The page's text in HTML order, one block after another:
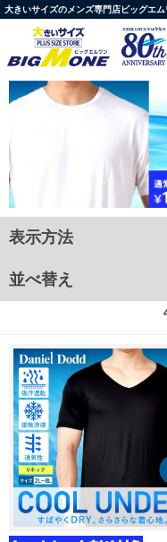
大きいサイズのメンズ専門店ビッグエ
表示方法
並べ替え